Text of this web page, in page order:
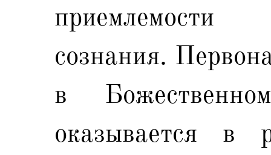
приемлемости
сознания.
в
оказывается в